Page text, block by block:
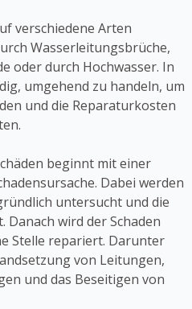
verschiedene Arten
Wasserleitungsbrüche,
oder durch Hochwasser. In
umgehend zu handeln, um
und die Reparaturkosten
beginnt mit einer
Dabei werden
untersucht und die
Danach wird der Schaden
Stelle repariert. Darunter
von Leitungen,
und das Beseitigen von